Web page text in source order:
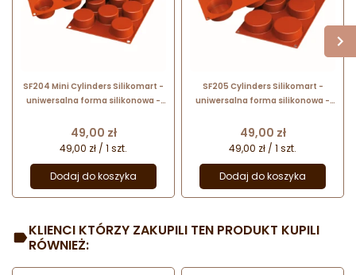
SF204 Mini Cylinders Silikomart -
uniwersalna forma silikonowa -
porcji
Cena
49,00 zł
49,00 zł / 1 szt.
Dodaj do koszyka
SF205 Cylinders Silikomart -
uniwersalna forma silikonowa -
porcji
Cena
49,00 zł
49,00 zł / 1 szt.
Dodaj do koszyka
KLIENCI KTÓRZY ZAKUPILI TEN PRODUKT KUPILI
RÓWNIEŻ: